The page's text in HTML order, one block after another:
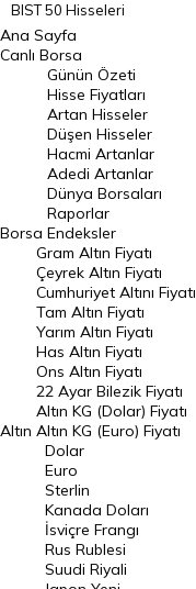
BIST 50 Hisseleri
BIST 100 Hisseleri
En Çok Artan Hisseler
En Çok Düşen Hisseler
Hacmi Artanlar
Geçmiş Kapanışlar
Dünya Borsaları
Raporlar
Endeksler
DÖVİZ
Döviz Kuru
Dolar Kuru
Euro Kuru
Pound Kuru
Frank Kuru
Riyal Kuru
Avustralya Doları
Ana Sayfa
Canlı Borsa
Borsa
Günün Özeti
Hisse Fiyatları
Artan Hisseler
Düşen Hisseler
Hacmi Artanlar
Adedi Artanlar
Dünya Borsaları
Raporlar
Endeksler
Altın
Gram Altın Fiyatı
Çeyrek Altın Fiyatı
Cumhuriyet Altını Fiyatı
Tam Altın Fiyatı
Yarım Altın Fiyatı
Has Altın Fiyatı
Ons Altın Fiyatı
22 Ayar Bilezik Fiyatı
Altın KG (Dolar) Fiyatı
Altın KG (Euro) Fiyatı
Dolar
Euro
Sterlin
Kanada Doları
İsviçre Frangı
Rus Rublesi
Suudi Riyali